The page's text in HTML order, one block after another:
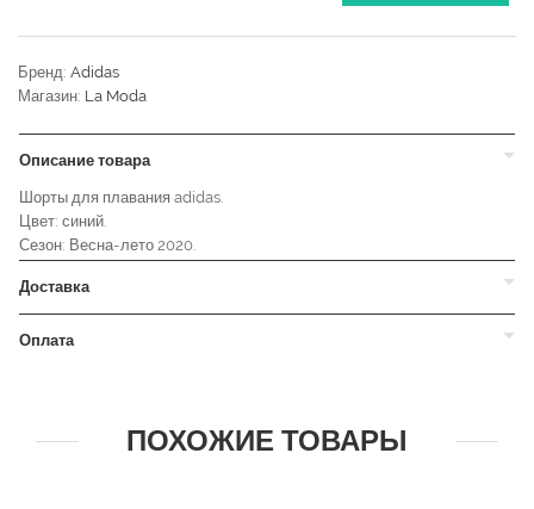
Бренд: Adidas
Магазин: La Moda
Описание товара
Шорты для плавания adidas.
Цвет: синий.
Сезон: Весна-лето 2020.
Доставка
Оплата
ПОХОЖИЕ ТОВАРЫ